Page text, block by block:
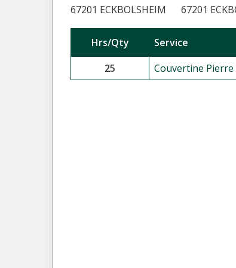
67201 ECKBOLSHEIM
67201
Hrs/Qty Service
25
Couvertine Pierre